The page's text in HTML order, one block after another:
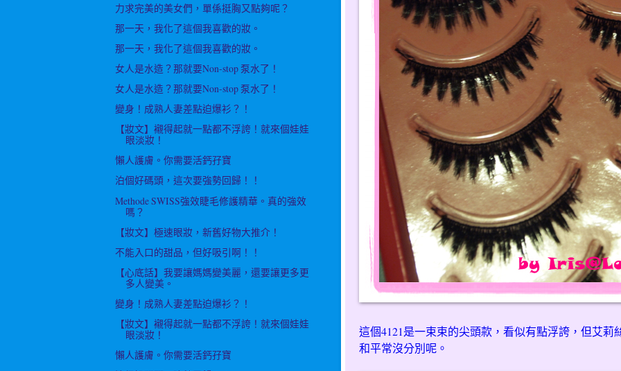
這個4121是一束束的尖頭款，看似有點浮誇，但艾
和平常沒分別呢。
力求完美的美女們，單係挺胸又點夠呢？
那一天，我化了這個我喜歡的妝。
那一天，我化了這個我喜歡的妝。
女人是水造？那就要Non-stop 泵水了！
女人是水造？那就要Non-stop 泵水了！
變身！成熟人妻差點迫爆衫？！
【妝文】襯得起就一點都不浮誇！就來個娃娃
眼淡妝！
懶人護膚。你需要活鈣孖寶
泊個好碼頭，這次要強勢回歸！！
Methode SWISS強效睫毛修護精華。真的強效
嗎？
【妝文】極速眼妝，新舊好物大推介！
不能入口的甜品，但好吸引啊！！
【心底話】我要讓媽媽變美麗，還要讓更多更
多人變美。
變身！成熟人妻差點迫爆衫？！
【妝文】襯得起就一點都不浮誇！就來個娃娃
眼淡妝！
懶人護膚。你需要活鈣孖寶